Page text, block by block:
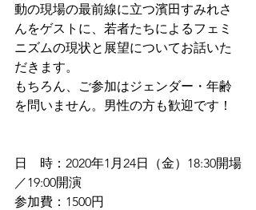
動の現場の最前線に立つ濱田すみれさ
んをゲストに、若者たちによるフェミ
ニズムの現状と展望についてお話いた
だきます。
もちろん、ご参加はジェンダー・年齢
を問いません。男性の方も歓迎です！
日　時：2020年1月24日（金）18:30開場
／19:00開演
参加費：1500円